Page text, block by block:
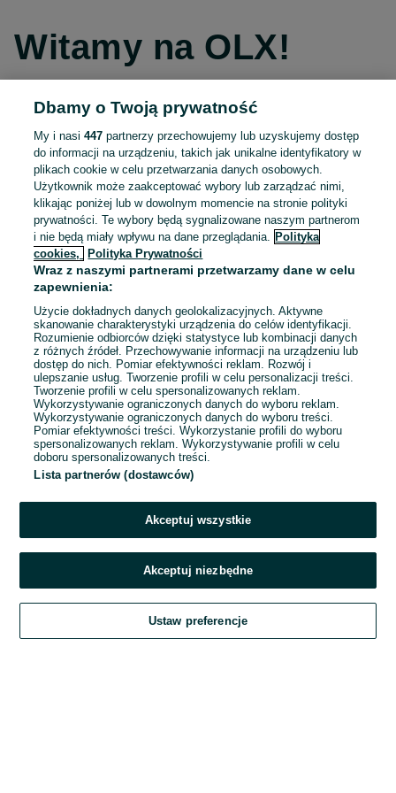
Witamy na OLX!
Kontynuuj przez Facebooka
Kontynuuj przez konto Apple
Kontynuuj przez konto Google
LUB
E-mail
Hasło
Zaloguj się
Kontynuując za pośrednictwem jednego z dostawców wskazanych powyżej,
OLX.pl w jego aktualnym brzmieniu.
Dbamy o Twoją prywatność
My i nasi447 partnerzy przechowujemy lub uzyskujemy dostęp
do informacji na urządzeniu, takich jak unikalne identyfikatory w
plikach cookie w celu przetwarzania danych osobowych.
Użytkownik może zaakceptować wybory lub zarządzać nimi,
klikając poniżej lub w dowolnym momencie na stronie polityki
prywatności. Te wybory będą sygnalizowane naszym partnerom
i nie będą miały wpływu na dane przeglądania.
Polityka
cookies,
Polityka Prywatności
Wraz z naszymi partnerami przetwarzamy dane w celu
zapewnienia:
Użycie dokładnych danych geolokalizacyjnych. Aktywne
skanowanie charakterystyki urządzenia do celów identyfikacji.
Rozumienie odbiorców dzięki statystyce lub kombinacji danych
z różnych źródeł. Przechowywanie informacji na urządzeniu lub
dostęp do nich. Pomiar efektywności reklam. Rozwój i
ulepszanie usług. Tworzenie profili w celu personalizacji treści.
Tworzenie profili w celu spersonalizowanych reklam.
Wykorzystywanie ograniczonych danych do wyboru reklam.
Wykorzystywanie ograniczonych danych do wyboru treści.
Pomiar efektywności treści. Wykorzystanie profili do wyboru
spersonalizowanych reklam. Wykorzystywanie profili w celu
doboru spersonalizowanych treści.
Lista partnerów (dostawców)
Akceptuj wszystkie
Akceptuj niezbędne
Ustaw preferencje